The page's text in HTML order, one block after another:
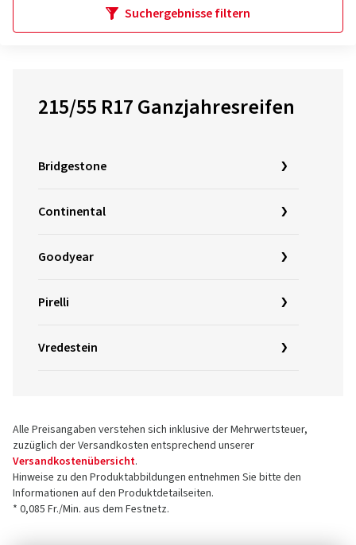
Suchergebnisse filtern
215/55 R17 Ganzjahresreifen
Bridgestone
Continental
Goodyear
Pirelli
Vredestein
Alle Preisangaben verstehen sich inklusive der Mehrwertsteuer,
zuzüglich der Versandkosten entsprechend unserer
Versandkostenübersicht.
Hinweise zu den Produktabbildungen entnehmen Sie bitte den
Informationen auf den Produktdetailseiten.
* 0,085 Fr./Min. aus dem Festnetz.